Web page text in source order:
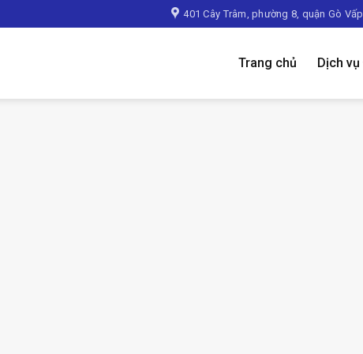
401 Cây Trâm, phường 8, quận Gò Vấp
Trang chủ Dịch vụ